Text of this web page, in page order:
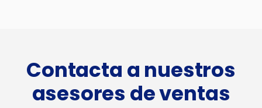
Contacta a nuestros
asesores de ventas